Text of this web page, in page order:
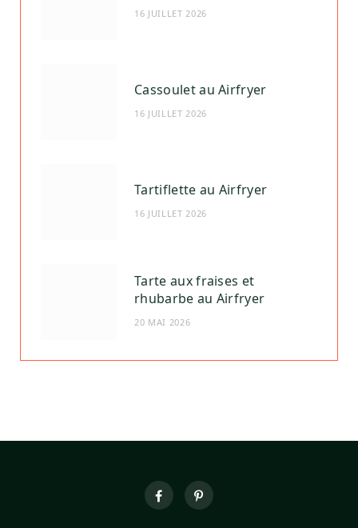
16 JUILLET 2026
Cassoulet au Airfryer
16 JUILLET 2026
Tartiflette au Airfryer
16 JUILLET 2026
Tarte aux fraises et
rhubarbe au Airfryer
20 MAI 2026